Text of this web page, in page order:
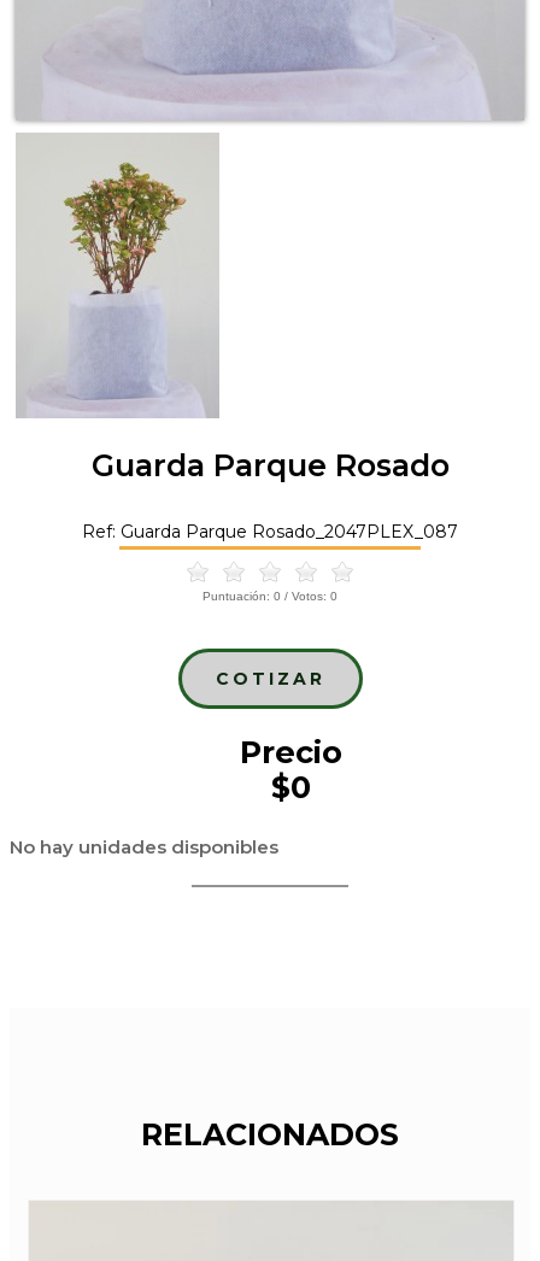
Guarda Parque Rosado
Ref: Guarda Parque Rosado_2047PLEX_087
Puntuación: 0 / Votos: 0
COTIZAR
Precio
$0
No hay unidades disponibles
RELACIONADOS